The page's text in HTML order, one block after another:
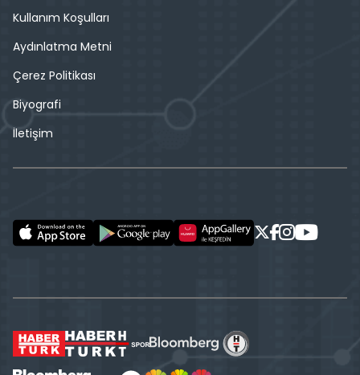
Kullanım Koşulları
Aydınlatma Metni
Çerez Politikası
Biyografi
İletişim